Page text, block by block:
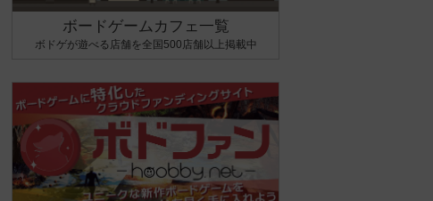
ボードゲームカフェ一覧
ボドゲが遊べる店舗を全国500店舗以上掲載中